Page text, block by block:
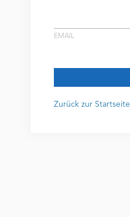
EMAIL
Zurück zur Startseite